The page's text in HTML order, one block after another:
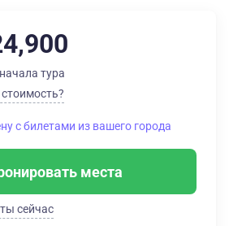
тура
с билетами из вашего города
места
сейчас